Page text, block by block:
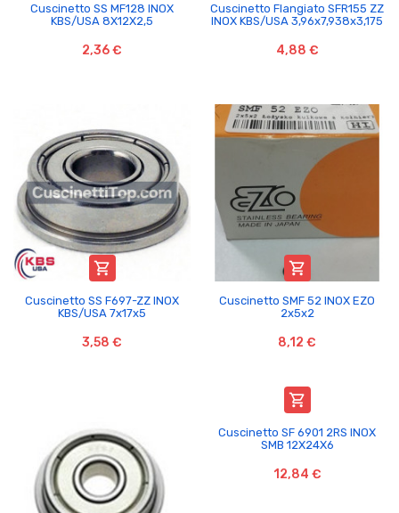
Cuscinetto SS MF128 INOX
KBS/USA 8X12X2,5
2,36 €
Cuscinetto Flangiato SFR155 ZZ
INOX KBS/USA 3,96x7,938x3,175
4,88 €

Cuscinetto SS F697-ZZ INOX
KBS/USA 7x17x5
3,58 €

Cuscinetto SMF 52 INOX EZO
2x5x2
8,12 €

Cuscinetto SF 6901 2RS INOX
SMB 12X24X6
12,84 €